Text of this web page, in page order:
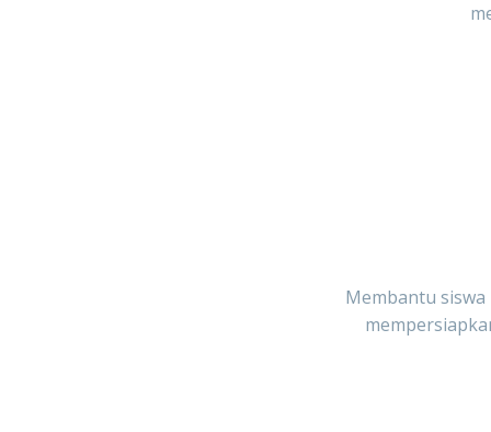
Membantu